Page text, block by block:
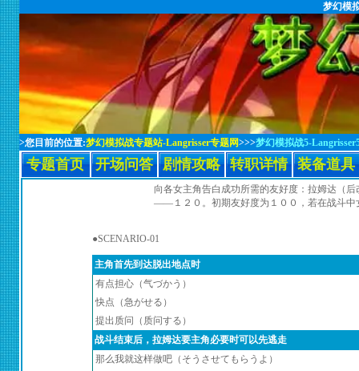
梦幻模
>您目前的位置:梦幻模拟战专题站-Langrisser专题网>>>梦幻模拟战5-
专题首页 开场问答 剧情攻略 转职详情 装备道具
向各女主角告白成功所需的友好度：拉姆达
——１２０。初期友好度为１００，若在战斗中
●SCENARIO-01
主角首先到达脱出地点时
有点担心（气づかう）
快点（急がせる）
提出质问（质问する）
战斗结束后，拉姆达要主角必要时可以先逃走
那么我就这样做吧（そうさせてもらうよ）